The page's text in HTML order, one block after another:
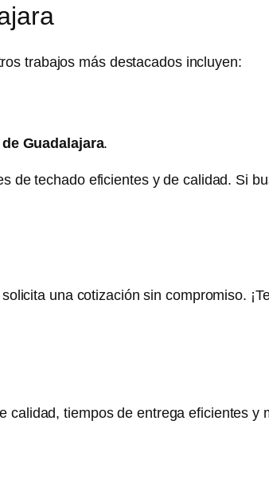
trabajos más destacados incluyen:
Guadalajara.
de techado eficientes y de calidad. Si
una cotización sin compromiso.
calidad, tiempos de entrega eficientes y